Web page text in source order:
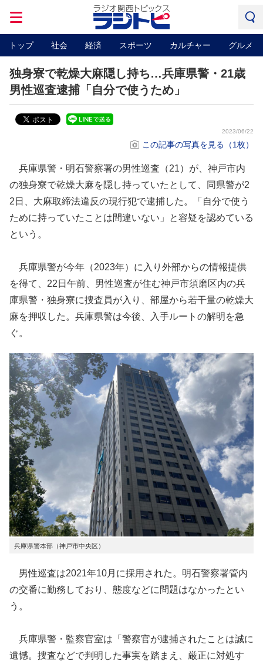
トップ 社会 経済 スポーツ カルチャー グルメ
独身寮で乾燥大麻隠し持ち…兵庫県警・21歳
男性巡査逮捕「自分で使うため」
2023/06/22
この記事の写真を見る（1枚）
兵庫県警・明石警察署の男性巡査（21）が、神戸市内
の独身寮で乾燥大麻を隠し持っていたとして、同県警が2
2日、大麻取締法違反の現行犯で逮捕した。「自分で使う
ために持っていたことは間違いない」と容疑を認めている
という。
兵庫県警が今年（2023年）に入り外部からの情報提供
を得て、22日午前、男性巡査が住む神戸市須磨区内の兵
庫県警・独身寮に捜査員が入り、部屋から若干量の乾燥大
麻を押収した。兵庫県警は今後、入手ルートの解明を急
ぐ。
兵庫県警本部（神戸市中央区）
男性巡査は2021年10月に採用された。明石警察署管内
の交番に勤務しており、態度などに問題はなかったとい
う。
兵庫県警・監察官室は「警察官が逮捕されたことは誠に
遺憾。捜査などで判明した事実を踏まえ、厳正に対処す